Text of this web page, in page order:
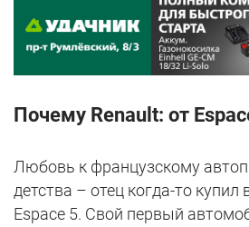
Почему Renault: от
Любовь к французскому
детства – отец когда-то
Espace 5. Свой первый